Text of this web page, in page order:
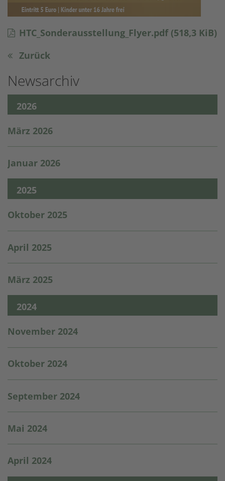
HTC_Sonderausstellung_Flyer.pdf (518,3 KiB)
Zurück
Newsarchiv
2026
März 2026
Januar 2026
2025
Oktober 2025
April 2025
März 2025
2024
November 2024
Oktober 2024
September 2024
Mai 2024
April 2024